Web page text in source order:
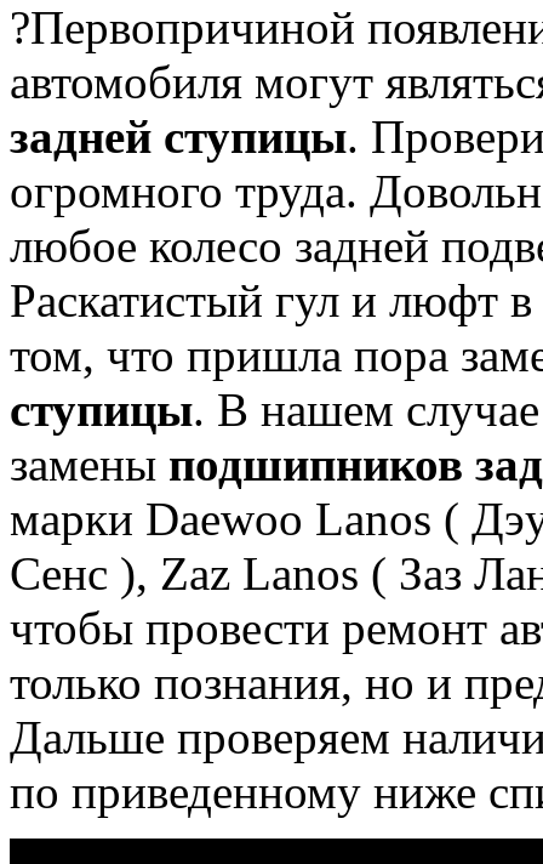
?Первопричиной
автомобиля могут
задней ступицы.
огромного труда.
любое колесо задней
Раскатистый гул и люфт в
том, что пришла пора
ступицы. В нашем
замены подшипников
марки Daewoo Lanos (
Сенс ), Zaz Lanos ( Заз
чтобы провести ремонт
только познания, но и
Дальше проверяем
по приведенному ниже